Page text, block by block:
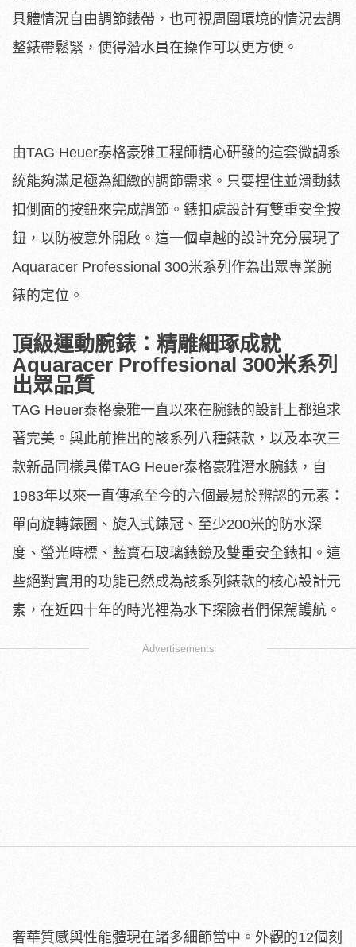
具體情況自由調節錶帶，也可視周圍環境的情況去調
整錶帶鬆緊，使得潛水員在操作可以更方便。
由TAG Heuer泰格豪雅工程師精心研發的這套微調系
統能夠滿足極為細緻的調節需求。只要捏住並滑動錶
扣側面的按鈕來完成調節。錶扣處設計有雙重安全按
鈕，以防被意外開啟。這一個卓越的設計充分展現了
Aquaracer Professional 300米系列作為出眾專業腕
錶的定位。
頂級運動腕錶：精雕細琢成就
Aquaracer Proffesional 300米系列
出眾品質
TAG Heuer泰格豪雅一直以來在腕錶的設計上都追求
著完美。與此前推出的該系列八種錶款，以及本次三
款新品同樣具備TAG Heuer泰格豪雅潛水腕錶，自
1983年以來一直傳承至今的六個最易於辨認的元素：
單向旋轉錶圈、旋入式錶冠、至少200米的防水深
度、螢光時標、藍寶石玻璃錶鏡及雙重安全錶扣。這
些絕對實用的功能已然成為該系列錶款的核心設計元
素，在近四十年的時光裡為水下探險者們保駕護航。
Advertisements
奢華質感與性能體現在諸多細節當中。外觀的12個刻